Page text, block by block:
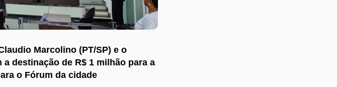
Marcolino (PT/SP) e o
destinação de R$ 1 milhão para a
o Fórum da cidade